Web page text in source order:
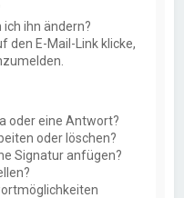
ich ihn ändern?
den E-Mail-Link klicke,
oder eine Antwort?
oder löschen?
Signatur anfügen?